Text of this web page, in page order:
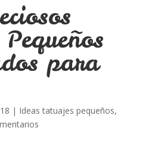
para
| Ideas tatuajes pequeños,